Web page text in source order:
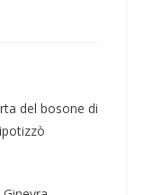
del bosone di